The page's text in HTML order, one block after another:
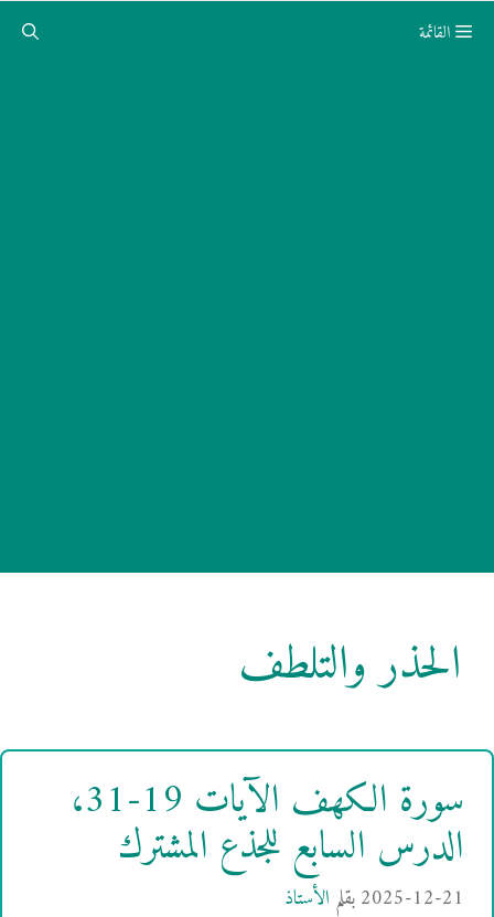
القائمة
الحذر والتلطف
سورة الكهف الآيات 19-31،
الدرس السابع للجذع المشترك
2025-12-21بقلم الأستاذ